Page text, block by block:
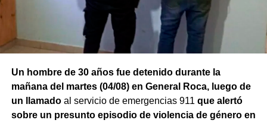
Un hombre de 30 años fue detenido durante la
mañana del martes (04/08) en General Roca, luego de
un llamadoal servicio de emergencias 911 que alertó
sobre un presunto episodio de violencia de género en